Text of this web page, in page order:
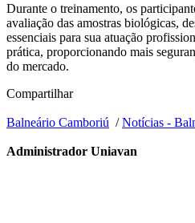
Durante o treinamento, os
avaliação das amostras biológicas,
essenciais para sua atuação
prática, proporcionando mais
do mercado.
Compartilhar
Balneário Camboriú /Notícias -
Administrador Uniavan